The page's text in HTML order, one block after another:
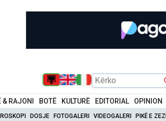
& RAJONI BOTË KULTURË EDITORIAL OPINION
DOSJE FOTOGALERI VIDEOGALERI PIKË E